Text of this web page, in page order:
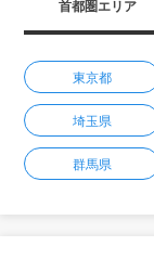
首都圏エリア
東京都
埼玉県
群馬県